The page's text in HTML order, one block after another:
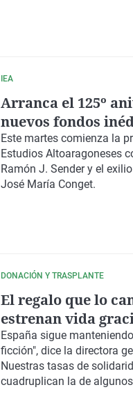
IEA
Arranca el 125º
nuevos fondos
Este martes comienza la
Estudios Altoaragoneses
Ramón J. Sender y el
José María Conget.
DONACIÓN Y TRASPLANTE
El regalo que lo
estrenan vida
España sigue
ficción", dice la directora
Nuestras tasas de
cuadruplican la de